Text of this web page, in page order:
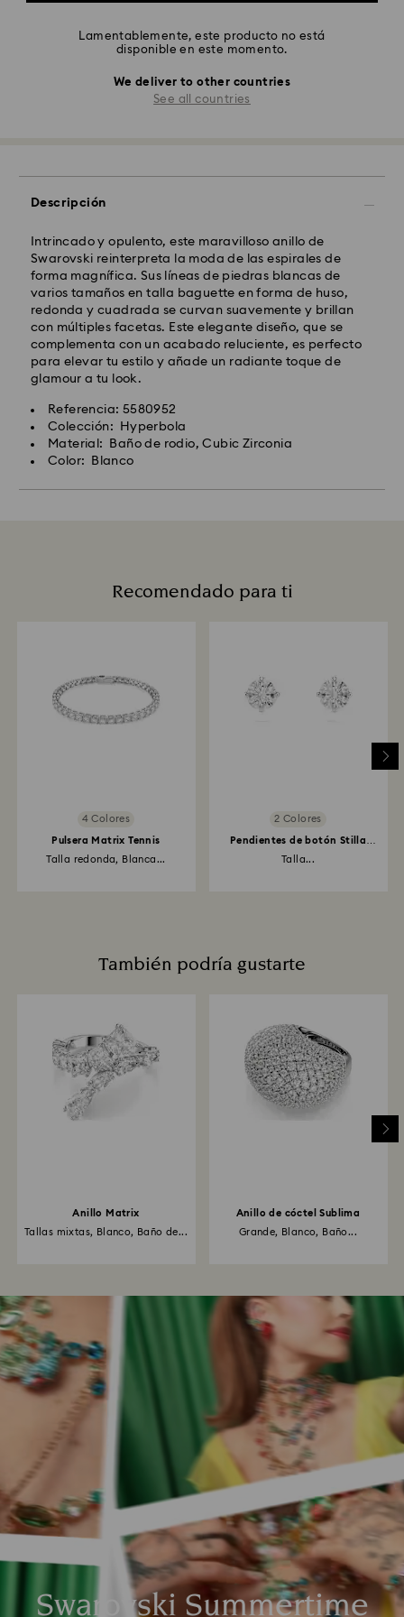
Lamentablemente, este producto no está
disponible en este momento.
We deliver to other countries
See all countries
Descripción
Intrincado y opulento, este maravilloso anillo de
Swarovski reinterpreta la moda de las espirales de
forma magnífica. Sus líneas de piedras blancas de
varios tamaños en talla baguette en forma de huso,
redonda y cuadrada se curvan suavemente y brillan
con múltiples facetas. Este elegante diseño, que se
complementa con un acabado reluciente, es perfecto
para elevar tu estilo y añade un radiante toque de
glamour a tu look.
Referencia: 5580952
Colección: Hyperbola
Material: Baño de rodio, Cubic Zirconia
Color: Blanco
Recomendado para ti
4 Colores
Pulsera Matrix Tennis
Talla redonda, Blanca...
2 Colores
Pendientes de botón Stilla
Talla...
También podría gustarte
Anillo Matrix
Tallas mixtas, Blanco, Baño de...
Anillo de cóctel Sublima
Grande, Blanco, Baño...
Swarovski Summertime